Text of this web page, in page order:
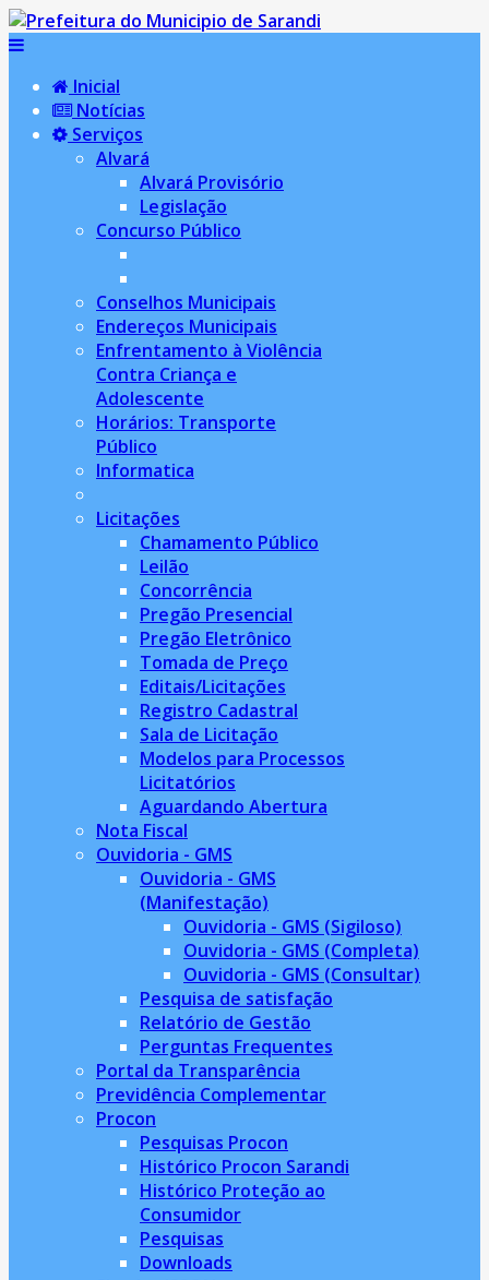
Inicial
Notícias
Serviços
Alvará
Alvará Provisório
Legislação
Concurso Público
Conselhos Municipais
Endereços Municipais
Enfrentamento à Violência
Contra Criança e
Adolescente
Horários: Transporte
Público
Informatica
Licitações
Chamamento Público
Leilão
Concorrência
Pregão Presencial
Pregão Eletrônico
Tomada de Preço
Editais/Licitações
Registro Cadastral
Sala de Licitação
Modelos para Processos
Licitatórios
Aguardando Abertura
Nota Fiscal
Ouvidoria - GMS
Ouvidoria - GMS
(Manifestação)
Ouvidoria - GMS (Sigiloso)
Ouvidoria - GMS (Completa)
Ouvidoria - GMS (Consultar)
Pesquisa de satisfação
Relatório de Gestão
Perguntas Frequentes
Portal da Transparência
Previdência Complementar
Procon
Pesquisas Procon
Histórico Procon Sarandi
Histórico Proteção ao
Consumidor
Pesquisas
Downloads